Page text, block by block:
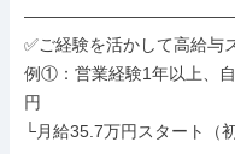
✅ご経験を活かして高給与
例①：営業経験1年以上、
円
└月給35.7万円スタート（